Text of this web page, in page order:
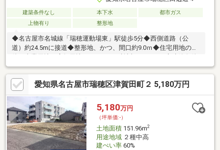
建築条件なし 本下水
都市ガス
上物有り
整形地
◆名古屋市名城線「瑞穂運動場東」駅徒歩5分◆西側道路（公
道）約24.5mに接道◆整形地、かつ、間口約9.0ｍ◆住宅用地の
他、事業用地や店舗用地としても ご検討頂けます。◆建築条件
付き売地ではございませんお好きなハウスメーカー・工務店等に
て建築可能です。◆リビングメッセージ・サポーレ瑞穂
店・・・・・・・約750ｍ(徒歩約9分)・ローソン陽明小学校前
店・・・約720ｍ(徒歩約9分)・名古屋陽明郵便局・・・約770ｍ
(徒歩約10分)・名古屋市立陽明小学校・・・約640ｍ(徒歩約8
分)・名古屋市立汐路中学校・・・約1130ｍ(徒歩約15分)
愛知県名古屋市瑞穂区津賀田町２ 5,180万円
5,180万円
（坪単価:-）
土地面積151.96m2
用途地域２種中高
建ぺい率60%